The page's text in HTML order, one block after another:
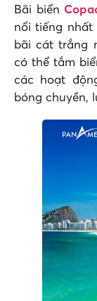
Bãi biển
nổi tiếng nhất
bãi cát trắng
có thể tắm
các hoạt
bóng chuyền,